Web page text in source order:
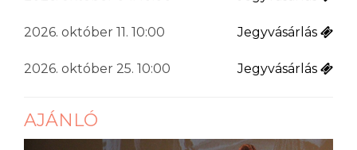
2026. október 11. 10:00 Jegyvásárlás
2026. október 25. 10:00 Jegyvásárlás
AJÁNLÓ